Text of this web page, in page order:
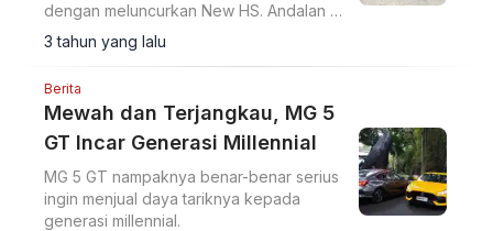
dengan meluncurkan New HS. Andalan di
kelas SUV ini, dianggap mampu menjadi
pendulang keuntungan MG Motors
3 tahun yang lalu
Berita
Mewah dan Terjangkau, MG 5
GT Incar Generasi Millennial
MG 5 GT nampaknya benar-benar serius
ingin menjual daya tariknya kepada
generasi millennial.